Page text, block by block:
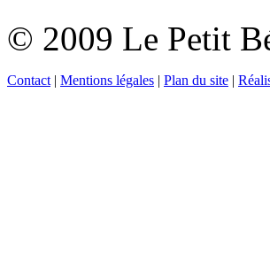
© 2009 Le Petit
Contact | Mentions légales | Plan du site |